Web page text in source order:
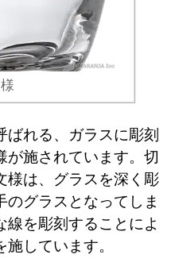
ばれる、ガラスに彫刻
が施されています。切
様は、グラスを深く彫
のグラスとなってしま
を彫刻することによ
しています。